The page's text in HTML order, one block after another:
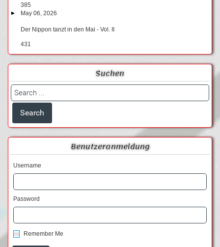
385
May 06, 2026
Der Nippon tanzt in den Mai - Vol. II
431
Suchen
Benutzeranmeldung
Username
Password
Remember Me